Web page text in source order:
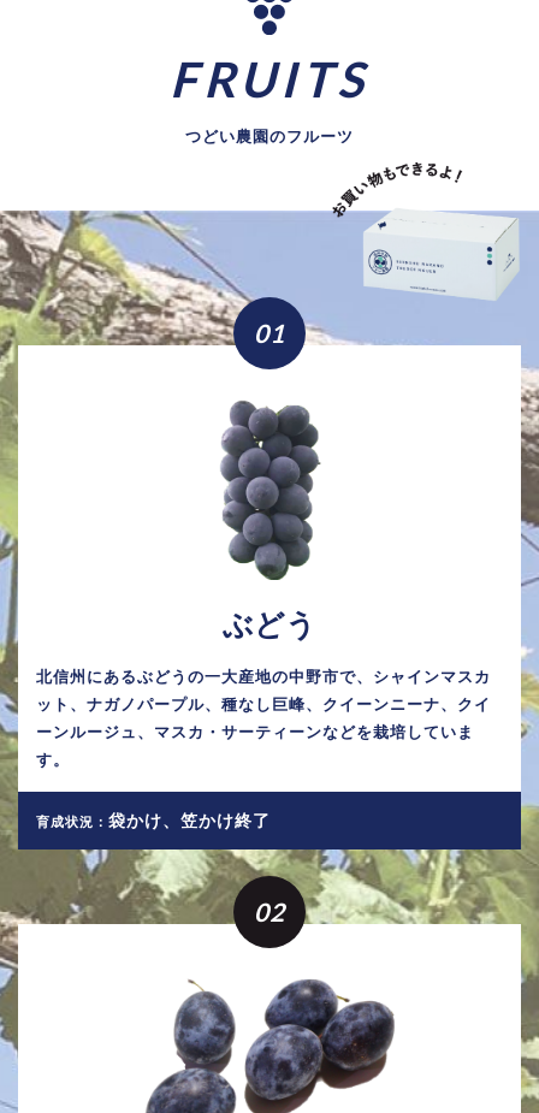
FRUITS
つどい農園のフルーツ
01
ぶどう
北信州にあるぶどうの一大産地の中野市で、シャインマスカ
ット、ナガノパープル、種なし巨峰、クイーンニーナ、クイ
ーンルージュ、マスカ・サーティーンなどを栽培していま
す。
育成状況： 袋かけ、笠かけ終了
02